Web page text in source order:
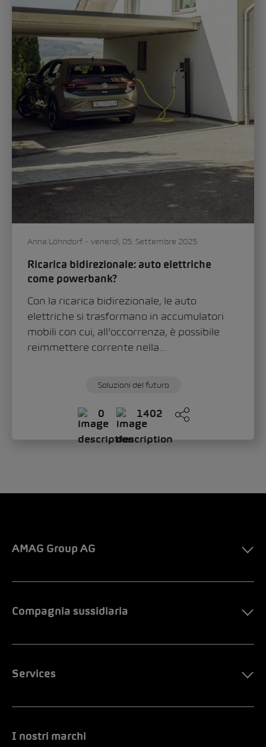
Anna Löhndorf venerdì, 05. Settembre 2025
Ricarica bidirezionale: auto elettriche
come powerbank?
Con la ricarica bidirezionale, le auto
elettriche si trasformano in accumulatori
mobili con cui, all’occorrenza, è possibile
reimmettere corrente nella...
Soluzioni del futuro
0 1402
AMAG Group AG
Compagnia sussidiaria
Services
I nostri marchi